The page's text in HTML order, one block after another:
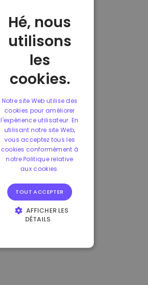
Hé, nous
utilisons
les
cookies.
Notre site Web utilise des
cookies pour améliorer
l'expérience utilisateur. En
utilisant notre site Web,
vous acceptez tous les
cookies conformément à
notre Politique relative
aux cookies.
TOUT ACCEPTER
AFFICHER LES
DÉTAILS